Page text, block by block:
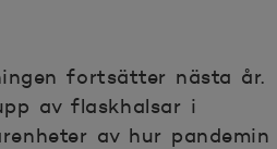
fortsätter nästa år.
av flaskhalsar i
av hur pandemin